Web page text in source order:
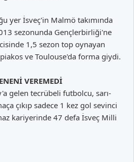
yer İsveç'in Malmö takımında
sezonunda Gençlerbirliği'ne
1,5 sezon top oynayan
ve Toulouse'da forma giydi.
VEREMEDİ
gelen tecrübeli futbolcu, sarı-
çıkıp sadece 1 kez gol sevinci
kariyerinde 47 defa İsveç Milli